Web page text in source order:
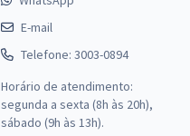
E-mail
Telefone: 3003-0894
Horário de atendimento:
segunda a sexta (8h às 20h),
sábado (9h às 13h).